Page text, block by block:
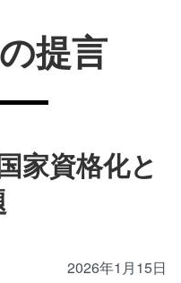
提言
家資格化と
2026年1月15日